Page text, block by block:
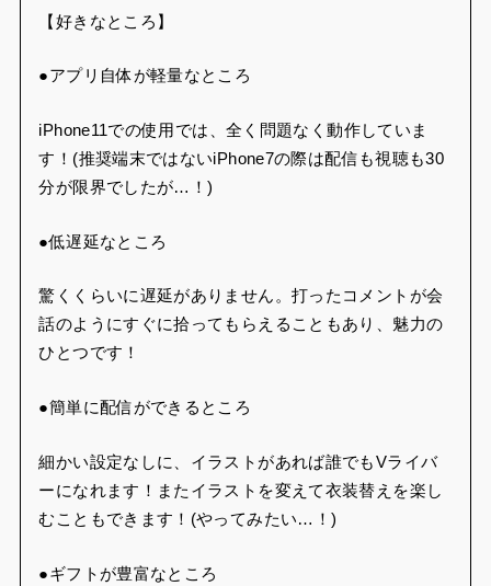
【好きなところ】
●アプリ自体が軽量なところ
iPhone11での使用では、全く問題なく動作していま
す！(推奨端末ではないiPhone7の際は配信も視聴も30
分が限界でしたが…！)
●低遅延なところ
驚くくらいに遅延がありません。打ったコメントが会
話のようにすぐに拾ってもらえることもあり、魅力の
ひとつです！
●簡単に配信ができるところ
細かい設定なしに、イラストがあれば誰でもVライバ
ーになれます！またイラストを変えて衣装替えを楽し
むこともできます！(やってみたい…！)
●ギフトが豊富なところ